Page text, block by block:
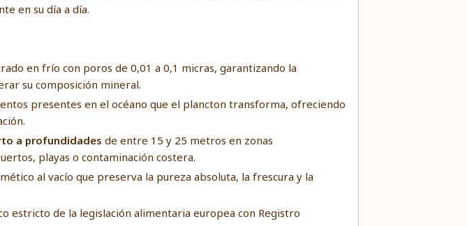
en su día a día.
en frío con poros de 0,01 a 0,1 micras, garantizando la
su composición mineral.
presentes en el océano que el plancton transforma, ofreciendo
a profundidades de entre 15 y 25 metros en zonas
playas o contaminación costera.
al vacío que preserva la pureza absoluta, la frescura y la
estricto de la legislación alimentaria europea con Registro